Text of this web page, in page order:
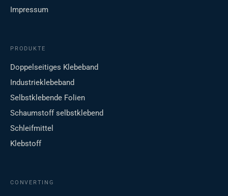
Impressum
PRODUKTE
Doppelseitiges Klebeband
Industrieklebeband
Selbstklebende Folien
Schaumstoff selbstklebend
Schleifmittel
Klebstoff
CONVERTING